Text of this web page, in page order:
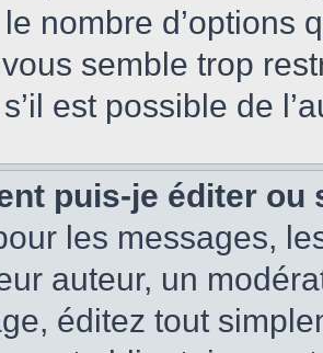
nombre d’options
semble trop
est possible de
puis-je éditer ou
les messages,
auteur, un
éditez tout